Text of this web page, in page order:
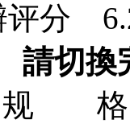
评分
請切換
规 格